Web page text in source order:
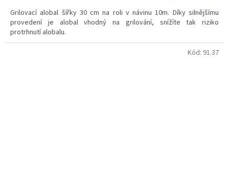
Grilovací alobal šířky 30 cm na roli v návinu 10m. Díky silnějšímu
provedení je alobal vhodný na grilování, snížíte tak riziko
protrhnutí alobalu.
Kód: 91.37